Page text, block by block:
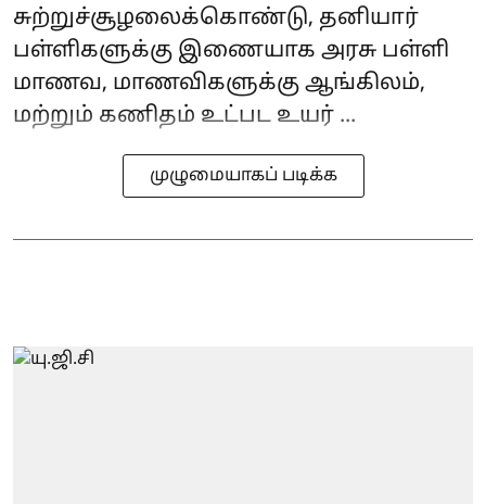
சுற்றுச்சூழலைக்கொண்டு, தனியார்
பள்ளிகளுக்கு இணையாக அரசு பள்ளி
மாணவ, மாணவிகளுக்கு ஆங்கிலம்,
மற்றும் கணிதம் உட்பட உயர் ...
முழுமையாகப் படிக்க